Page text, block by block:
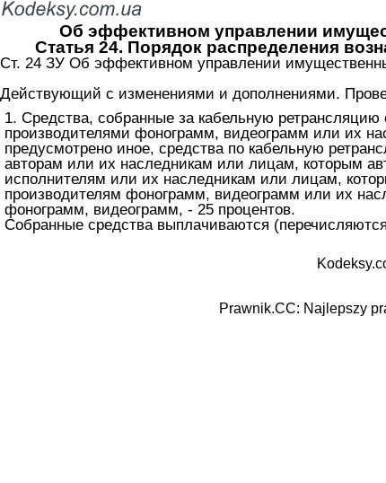
Об эффективном управлении
Статья 24. Порядок распределения
Ст. 24 ЗУ Об эффективном управлении
Действующий с изменениями и дополнениями.
1. Средства, собранные за кабельную
производителями фонограмм, видеограмм или их
предусмотрено иное, средства по кабельную
авторам или их наследникам или лицам, которым
исполнителям или их наследникам или лицам,
производителям фонограмм, видеограмм или их
фонограмм, видеограмм, - 25 процентов.
Собранные средства выплачиваются
Prawnik.CC: Najlepszy